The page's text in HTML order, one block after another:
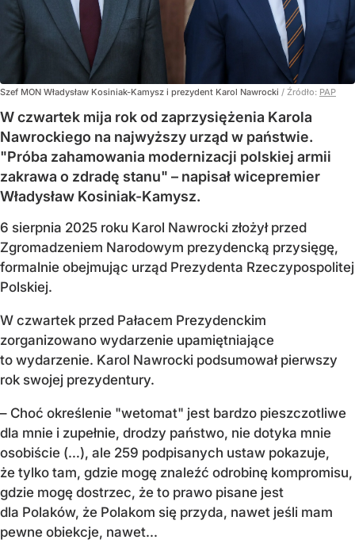
Szef MON Władysław Kosiniak-Kamysz i prezydent Karol Nawrocki / Źródło: PAP
W czwartek mija rok od zaprzysiężenia Karola
Nawrockiego na najwyższy urząd w państwie.
"Próba zahamowania modernizacji polskiej armii
zakrawa o zdradę stanu" – napisał wicepremier
Władysław Kosiniak-Kamysz.
6 sierpnia 2025 roku Karol Nawrocki złożył przed
Zgromadzeniem Narodowym prezydencką przysięgę,
formalnie obejmując urząd Prezydenta Rzeczypospolitej
Polskiej.
W czwartek przed Pałacem Prezydenckim
zorganizowano wydarzenie upamiętniające
to wydarzenie. Karol Nawrocki podsumował pierwszy
rok swojej prezydentury.
– Choć określenie "wetomat" jest bardzo pieszczotliwe
dla mnie i zupełnie, drodzy państwo, nie dotyka mnie
osobiście (…), ale 259 podpisanych ustaw pokazuje,
że tylko tam, gdzie mogę znaleźć odrobinę kompromisu,
gdzie mogę dostrzec, że to prawo pisane jest
dla Polaków, że Polakom się przyda, nawet jeśli mam
pewne obiekcje, nawet...